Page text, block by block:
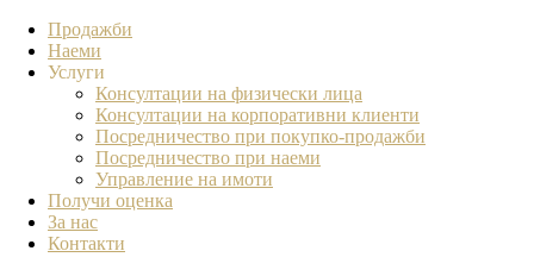
Продажби
Наеми
Услуги
Консултации на физически лица
Консултации на корпоративни клиенти
Посредничество при покупко-продажби
Посредничество при наеми
Управление на имоти
Получи оценка
За нас
Контакти